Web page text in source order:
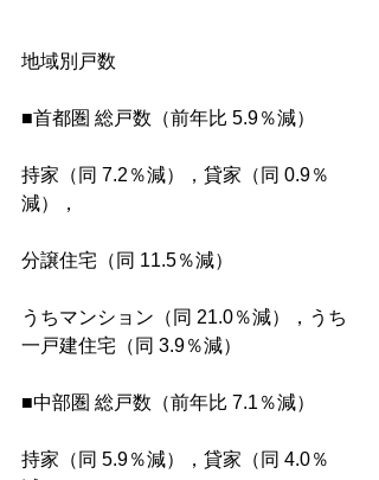
地域別戸数
■首都圏 総戸数（前年比 5.9％減）
持家（同 7.2％減），貸家（同 0.9％
減），
分譲住宅（同 11.5％減）
うちマンション（同 21.0％減），うち
一戸建住宅（同 3.9％減）
■中部圏 総戸数（前年比 7.1％減）
持家（同 5.9％減），貸家（同 4.0％